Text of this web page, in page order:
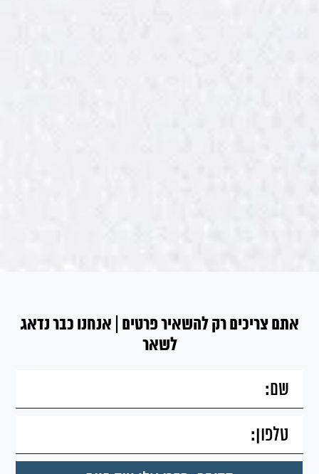
אתם צריכים רק להשאיר פרטים | אנחנו כבר נדאג
לשאר